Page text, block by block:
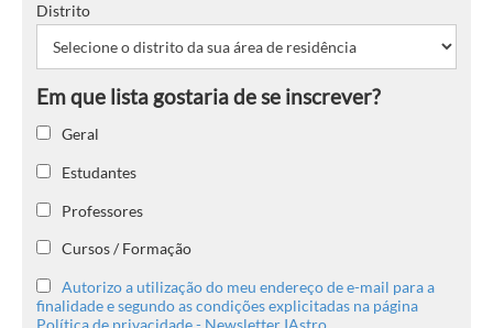
Distrito
Geral
Estudantes
Professores
Cursos / Formação
Autorizo a utilização do meu endereço de e-mail para a
finalidade e segundo as condições explicitadas na página